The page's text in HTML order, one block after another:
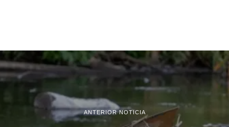
ANTERIOR NOTICIA